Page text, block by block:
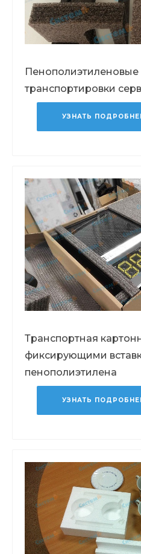
Пенополиэтиленовые
транспортировки
УЗНАТЬ
Транспортная
фиксирующими
пенополиэтилена
УЗНАТЬ